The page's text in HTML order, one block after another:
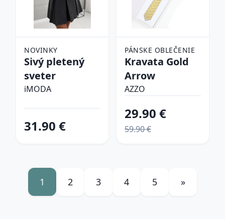
NOVINKY
Sivý pletený
sveter
iMODA
31.90 €
PÁNSKE OBLEČENIE
Kravata Gold
Arrow
AZZO
29.90 €
59.90 €
1 2 3 4 5 »